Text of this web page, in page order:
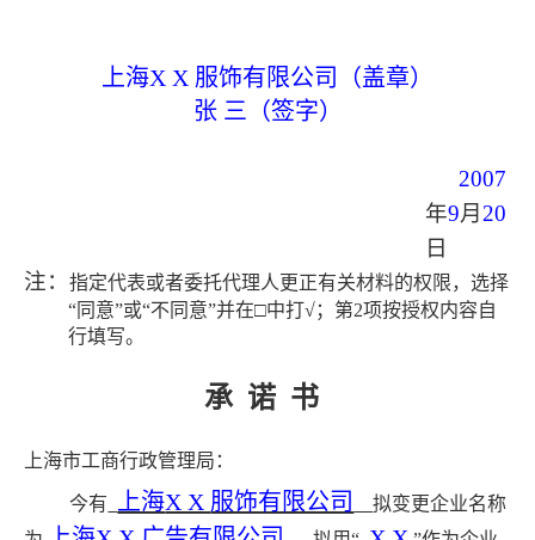
上海X X 服饰有限公司（盖章）
张 三（签字）
2007
年9月 20
日
注：
指定代表或者委托代理人更正有关材料的权限，选择
“同意”或“不同意”并在□中打√；第2项按授权内容自
行填写。
承 诺 书
上海市工商行政管理局：
今有 上海X X 服饰有限公司
拟变更企业名称